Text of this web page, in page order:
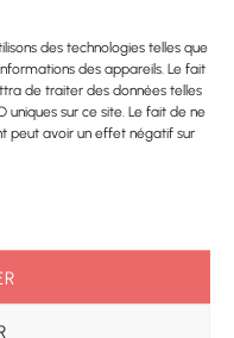
des technologies telles que
des appareils. Le fait
de traiter des données telles
sur ce site. Le fait de ne
peut avoir un effet négatif sur
15 MARS